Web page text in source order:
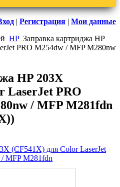
| Регистрация | Мои данные
HP Заправка картриджа HP
PRO M254dw / MFP M280nw
HP 203X
LaserJet PRO
/ MFP M281fdn
)